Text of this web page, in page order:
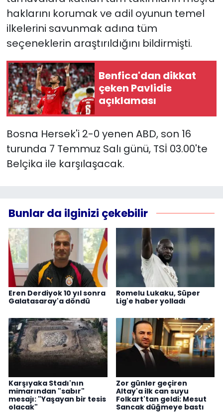
haklarını korumak ve adil oyunun temel
ilkelerini savunmak adına tüm
seçeneklerin araştırıldığını bildirmişti.
Benfica'dan dikkat
çeken Pavlidis
açıklaması
Bosna Hersek'i 2-0 yenen ABD, son 16
turunda 7 Temmuz Salı günü, TSİ 03.00'te
Belçika ile karşılaşacak.
Bunlar da ilginizi çekebilir
Eren Derdiyok 10 yıl sonra
Galatasaray'a döndü
Romelu Lukaku, Süper
Lig'e haber yolladı
Karşıyaka Stadı'nın
mimarından "sabır"
mesajı: "Yaşayan bir tesis
olacak"
Zor günler geçiren
Altay'a ilk can suyu
Folkart'tan geldi: Mesut
Sancak düğmeye bastı